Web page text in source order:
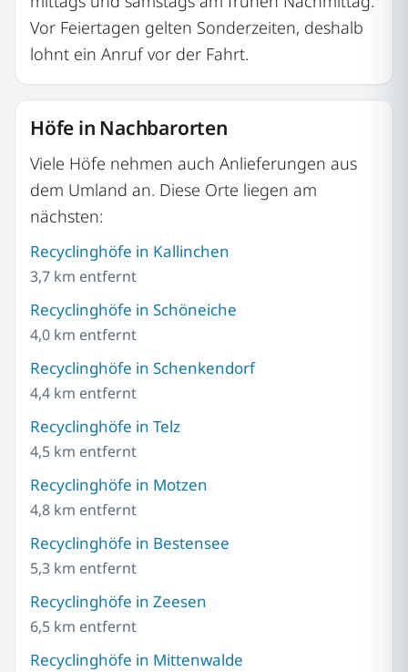
Vor Feiertagen gelten Sonderzeiten, deshalb
lohnt ein Anruf vor der Fahrt.
Höfe in Nachbarorten
Viele Höfe nehmen auch Anlieferungen aus
dem Umland an. Diese Orte liegen am
nächsten:
Recyclinghöfe in Kallinchen
3,7 km entfernt
Recyclinghöfe in Schöneiche
4,0 km entfernt
Recyclinghöfe in Schenkendorf
4,4 km entfernt
Recyclinghöfe in Telz
4,5 km entfernt
Recyclinghöfe in Motzen
4,8 km entfernt
Recyclinghöfe in Bestensee
5,3 km entfernt
Recyclinghöfe in Zeesen
6,5 km entfernt
Recyclinghöfe in Mittenwalde